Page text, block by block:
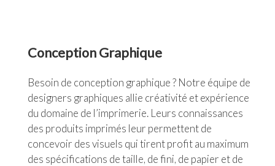
Conception Graphique
Besoin de conception graphique ? Notre équipe de
designers graphiques allie créativité et expérience
du domaine de l’imprimerie. Leurs connaissances
des produits imprimés leur permettent de
concevoir des visuels qui tirent profit au maximum
des spécifications de taille, de fini, de papier et de